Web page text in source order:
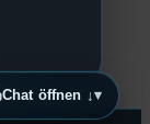
Chat öffnen ↓